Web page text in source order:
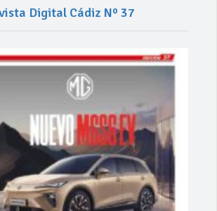
Digital Cádiz Nº 37